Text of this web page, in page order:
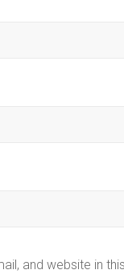
and website in